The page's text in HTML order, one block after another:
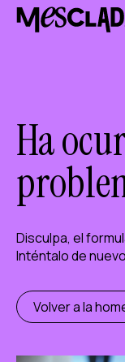
Productora
Productora
Productora
Productora
Agenda
Blog
Ha
Disculpa, el
Inténtalo de
Volver a la